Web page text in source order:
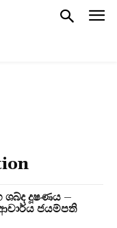
ශබ්ද දූෂණය –
ජයම්පති